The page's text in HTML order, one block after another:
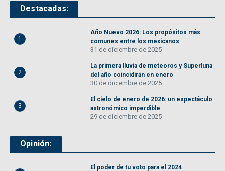
Destacadas:
1
Año Nuevo 2026: Los propósitos más
comunes entre los mexicanos
31 de diciembre de 2025
2
La primera lluvia de meteoros y Superluna
del año coincidirán en enero
30 de diciembre de 2025
3
El cielo de enero de 2026: un espectáculo
astronómico imperdible
29 de diciembre de 2025
Opinión:
El poder de tu voto para el 2024